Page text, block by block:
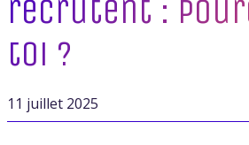
recrutent :
toi ?
11 juillet 2025